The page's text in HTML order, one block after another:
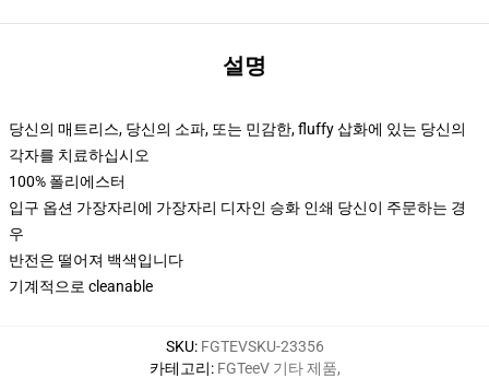
설명
당신의 매트리스, 당신의 소파, 또는 민감한, fluffy 삽화에 있는 당신의
각자를 치료하십시오
100% 폴리에스터
입구 옵션 가장자리에 가장자리 디자인 승화 인쇄 당신이 주문하는 경
우
반전은 떨어져 백색입니다
기계적으로 cleanable
SKU: FGTEVSKU-23356
카테고리: FGTeeV 기타 제품,